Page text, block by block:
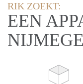
RIK ZOEKT:
EEN